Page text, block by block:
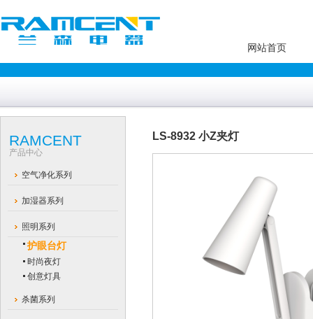
网站首页
RAMCENT
产品中心
空气净化系列
加湿器系列
照明系列
护眼台灯
时尚夜灯
创意灯具
杀菌系列
LS-8932 小Z夹灯